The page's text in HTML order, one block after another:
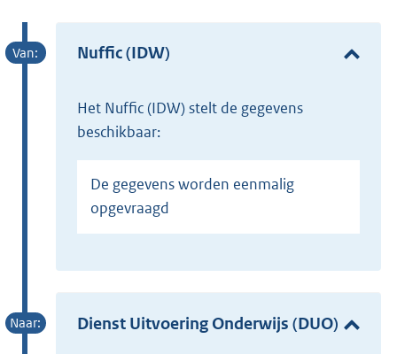
Nuffic (IDW)
het Nuffic (IDW) stelt de gegevens
beschikbaar:
De gegevens worden eenmalig
opgevraagd
Dienst Uitvoering Onderwijs (DUO)